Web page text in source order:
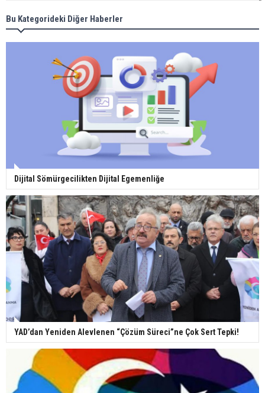
Bu Kategorideki Diğer Haberler
Dijital Sömürgecilikten Dijital Egemenliğe
YAD’dan Yeniden Alevlenen “Çözüm Süreci”ne Çok Sert Tepki!